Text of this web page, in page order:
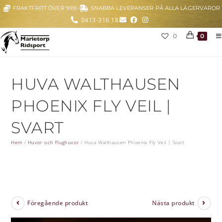
FRAKTFRITT ÖVER 999:- SNABBA LEVERANSER PÅ ALLA LAGERVAROR
0413-316 18
0 0
HUVA WALTHAUSEN
PHOENIX FLY VEIL |
SVART
Hem / Huvor och Flughuvor / Huva Walthausen Phoenix Fly Veil | Svart
Föregående produkt Nästa produkt